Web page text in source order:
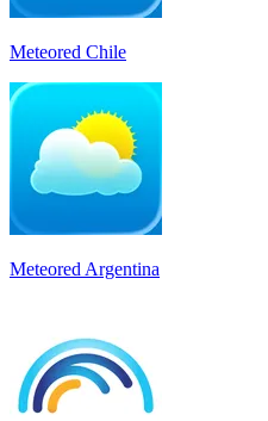
Meteored Chile
Meteored Argentina